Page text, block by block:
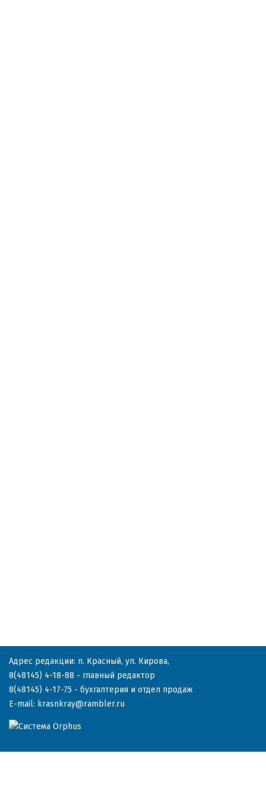
Адрес редакции: п. Красный, ул. Кирова,
8(48145) 4-18-88 - главный редактор
8(48145) 4-17-75 - бухгалтерия и отдел продаж
E-mail: krasnkray@rambler.ru